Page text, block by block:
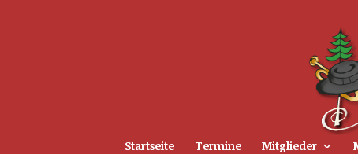
Startseite Termine Mitglieder